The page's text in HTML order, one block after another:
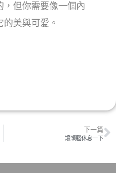
，但你需要像一個內
美與可愛。
下一篇
讓頭腦休息一下